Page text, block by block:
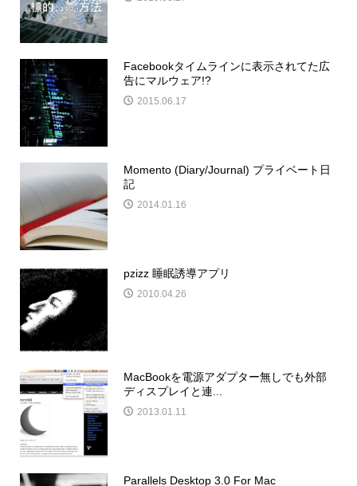
Facebookタイムラインに表示されてた広
告にマルウェア!?
2015.06.17
Momento (Diary/Journal) プライベート日
記
2014.01.16
pzizz 睡眠誘導アプリ
2010.04.26
MacBookを電源アダプター無しでも外部
ディスプレイと連...
2013.01.11
Parallels Desktop 3.0 For Mac